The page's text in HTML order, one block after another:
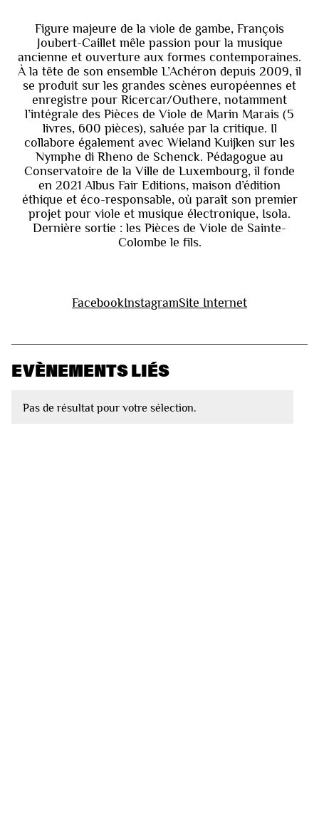
Figure majeure de la viole de gambe, François
Joubert-Caillet mêle passion pour la musique
ancienne et ouverture aux formes contemporaines.
À la tête de son ensemble L’Achéron depuis 2009, il
se produit sur les grandes scènes européennes et
enregistre pour Ricercar/Outhere, notamment
l’intégrale des Pièces de Viole de Marin Marais (5
livres, 600 pièces), saluée par la critique. Il
collabore également avec Wieland Kuijken sur les
Nymphe di Rheno de Schenck. Pédagogue au
Conservatoire de la Ville de Luxembourg, il fonde
en 2021 Albus Fair Editions, maison d’édition
éthique et éco-responsable, où paraît son premier
projet pour viole et musique électronique, Isola.
Dernière sortie : les Pièces de Viole de Sainte-
Colombe le fils.
FacebookInstagramSite Internet
EVÈNEMENTS LIÉS
Pas de résultat pour votre sélection.